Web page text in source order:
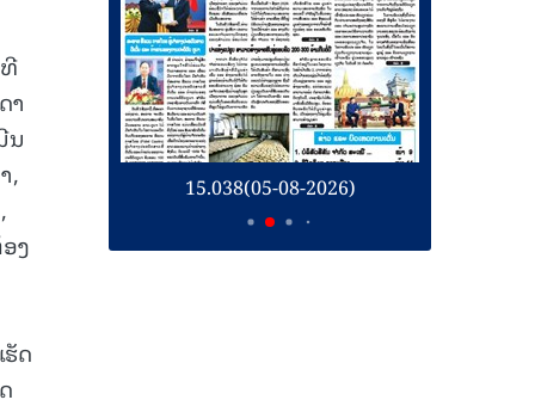
າ
ນ
,
ງ
ດ
15.038(05-08-2026)